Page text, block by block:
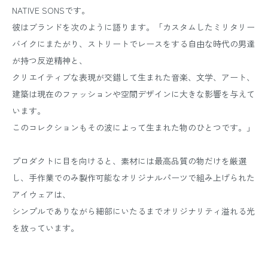
NATIVE SONSです。
彼はブランドを次のように語ります。「カスタムしたミリタリー
バイクにまたがり、ストリートでレースをする自由な時代の男達
が持つ反逆精神と、
クリエイティブな表現が交錯して生まれた音楽、文学、アート、
建築は現在のファッションや空間デザインに大きな影響を与えて
います。
このコレクションもその波によって生まれた物のひとつです。」
プロダクトに目を向けると、素材には最高品質の物だけを厳選
し、手作業でのみ製作可能なオリジナルパーツで組み上げられた
アイウェアは、
シンプルでありながら細部にいたるまでオリジナリティ溢れる光
を放っています。